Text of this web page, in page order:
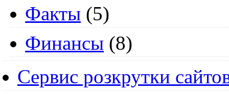
Факты (5)
Финансы (8)
Сервис розкрутки